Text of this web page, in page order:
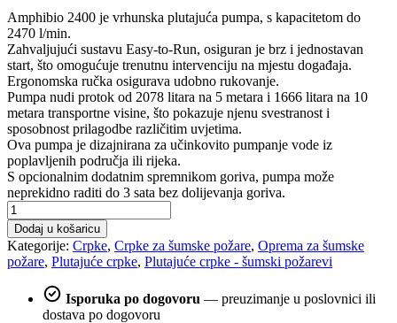
Amphibio 2400 je vrhunska plutajuća pumpa, s kapacitetom do
2470 l/min.
Zahvaljujući sustavu Easy-to-Run, osiguran je brz i jednostavan
start, što omogućuje trenutnu intervenciju na mjestu događaja.
Ergonomska ručka osigurava udobno rukovanje.
Pumpa nudi protok od 2078 litara na 5 metara i 1666 litara na 10
metara transportne visine, što pokazuje njenu svestranost i
sposobnost prilagodbe različitim uvjetima.
Ova pumpa je dizajnirana za učinkovito pumpanje vode iz
poplavljenih područja ili rijeka.
S opcionalnim dodatnim spremnikom goriva, pumpa može
neprekidno raditi do 3 sata bez dolijevanja goriva.
Amphibio
2400
-
Plutajuća
crpka
količina
Dodaj u košaricu
Kategorije: Crpke, Crpke za šumske požare, Oprema za šumske
požare, Plutajuće crpke, Plutajuće crpke - šumski požarevi
Isporuka po dogovoru — preuzimanje u poslovnici ili
dostava po dogovoru